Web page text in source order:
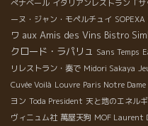
ぺナベール イタリアンレストラン「サ
ーヌ・ジャン・モペルチュイ SOPEXA
ワ aux Amis des Vins Bistro
クロード・ラパリュ Sans Temps
リレストラン・奏で Midori Sakaya
Cuvée Voilà Louvre Paris Notre Dame
ヨン Toda President 天と地のエネル
ヴィニュム社 萬屋天狗 MOF Laurent